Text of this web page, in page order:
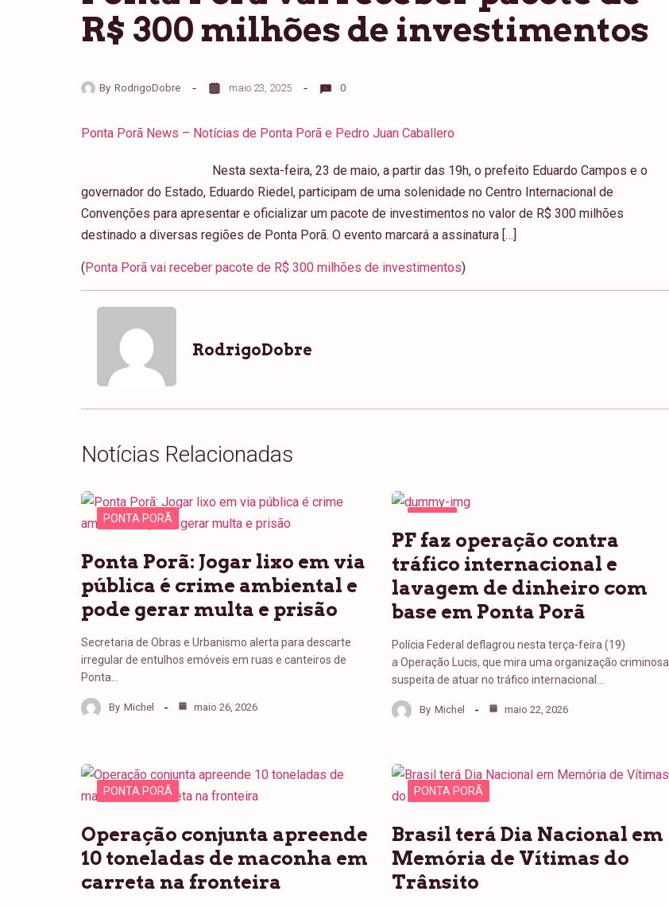
R$ 300 milhões de investimentos
By RodrigoDobre maio 23, 2025 0
Ponta Porã News – Notícias de Ponta Porã e Pedro Juan Caballero
Nesta sexta-feira, 23 de maio, a partir das 19h, o prefeito Eduardo Campos e o
governador do Estado, Eduardo Riedel, participam de uma solenidade no Centro Internacional de
Convenções para apresentar e oficializar um pacote de investimentos no valor de R$ 300 milhões
destinado a diversas regiões de Ponta Porã. O evento marcará a assinatura […]
( Ponta Porã vai receber pacote de R$ 300 milhões de investimentos)
RodrigoDobre
Notícias Relacionadas
PONTA PORÃ
Ponta Porã: Jogar lixo em via
pública é crime ambiental e
pode gerar multa e prisão
Secretaria de Obras e Urbanismo alerta para descarte
irregular de entulhos emóveis em ruas e canteiros de
Ponta…
By Michel maio 26, 2026
PORÃ
PF faz operação contra
tráfico internacional e
lavagem de dinheiro com
base em Ponta Porã
Polícia Federal deflagrou nesta terça-feira (19)
a Operação Lucis, que mira uma organização criminosa
suspeita de atuar no tráfico internacional…
By Michel maio 22, 2026
PONTA PORÃ
Operação conjunta apreende
10 toneladas de maconha em
carreta na fronteira
PONTA PORÃ
Brasil terá Dia Nacional em
Memória de Vítimas do
Trânsito